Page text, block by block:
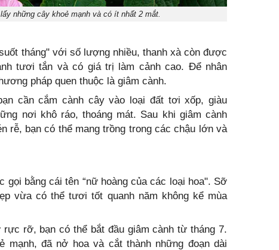
những cây khoẻ mạnh và có ít nhất 2 mắt.
tháng" với số lượng nhiều, thanh xà còn được
tươi tắn và có giá trị làm cảnh cao. Để nhân
pháp quen thuộc là giâm cành.
cần cắm cành cây vào loại đất tơi xốp, giàu
nơi khô ráo, thoáng mát. Sau khi giâm cành
rễ, bạn có thể mang trồng trong các chậu lớn và
gọi bằng cái tên “nữ hoàng của các loại hoa". Sỡ
vừa có thể tươi tốt quanh năm không kể mùa
rỡ, bạn có thể bắt đầu giâm cành từ tháng 7.
mạnh, đã nở hoa và cắt thành những đoạn dài